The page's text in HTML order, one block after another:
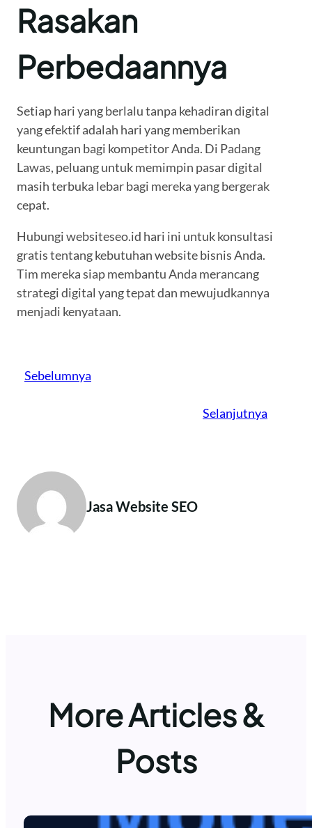
Rasakan
Perbedaannya
Setiap hari yang berlalu tanpa kehadiran digital
yang efektif adalah hari yang memberikan
keuntungan bagi kompetitor Anda. Di Padang
Lawas, peluang untuk memimpin pasar digital
masih terbuka lebar bagi mereka yang bergerak
cepat.
Hubungi websiteseo.id hari ini untuk konsultasi
gratis tentang kebutuhan website bisnis Anda.
Tim mereka siap membantu Anda merancang
strategi digital yang tepat dan mewujudkannya
menjadi kenyataan.
Sebelumnya
Selanjutnya
Jasa Website SEO
More Articles &
Posts